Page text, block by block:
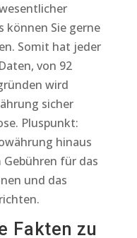
können Sie gerne
Somit hat jeder
von 92
wird
sicher
Pluspunkt:
hinaus
für das
und das
Fakten zu